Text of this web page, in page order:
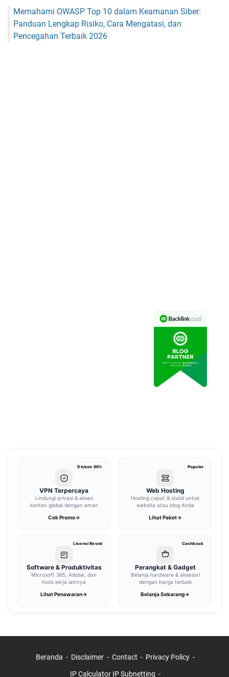
Memahami OWASP Top 10 dalam Keamanan Siber:
Panduan Lengkap Risiko, Cara Mengatasi, dan
Pencegahan Terbaik 2026
Diskon 68%
VPN Terpercaya
Lindungi privasi & akses
konten global dengan aman
Cek Promo→
Populer
Web Hosting
Hosting cepat & stabil untuk
website atau blog Anda
Lihat Paket→
Lisensi Resmi
Software & Produktivitas
Microsoft 365, Adobe, dan
tools kerja lainnya
Lihat Penawaran→
Cashback
Perangkat & Gadget
Belanja hardware & aksesori
dengan harga terbaik
Belanja Sekarang→
Beranda Disclaimer Contact Privacy Policy
IP Calculator IP Subnetting